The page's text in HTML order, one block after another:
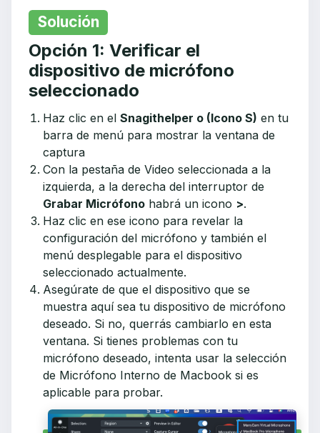
Solución
Opción 1: Verificar el
dispositivo de micrófono
seleccionado
Haz clic en el Snagithelper o (Icono S) en tu
barra de menú para mostrar la ventana de
captura
Con la pestaña de Video seleccionada a la
izquierda, a la derecha del interruptor de
Grabar Micrófono habrá un icono >.
Haz clic en ese icono para revelar la
configuración del micrófono y también el
menú desplegable para el dispositivo
seleccionado actualmente.
Asegúrate de que el dispositivo que se
muestra aquí sea tu dispositivo de micrófono
deseado. Si no, querrás cambiarlo en esta
ventana. Si tienes problemas con tu
micrófono deseado, intenta usar la selección
de Micrófono Interno de Macbook si es
aplicable para probar.